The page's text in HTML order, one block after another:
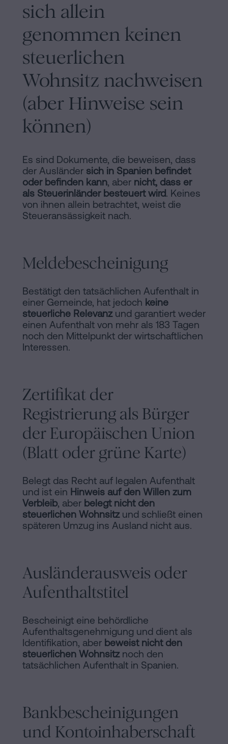
sich allein
genommen keinen
steuerlichen
Wohnsitz nachweisen
(aber Hinweise sein
können)
Es sind Dokumente, die beweisen, dass
der Ausländer sich in Spanien befindet
oder befinden kann, aber nicht, dass er
als Steuerinländer besteuert wird. Keines
von ihnen allein betrachtet, weist die
Steueransässigkeit nach.
Meldebescheinigung
Bestätigt den tatsächlichen Aufenthalt in
einer Gemeinde, hat jedoch keine
steuerliche Relevanzund garantiert weder
einen Aufenthalt von mehr als 183 Tagen
noch den Mittelpunkt der wirtschaftlichen
Interessen.
Zertifikat der
Registrierung als Bürger
der Europäischen Union
(Blatt oder grüne Karte)
Belegt das Recht auf legalen Aufenthalt
und ist ein Hinweis auf den Willen zum
Verbleib, aber belegt nicht den
steuerlichen Wohnsitzund schließt einen
späteren Umzug ins Ausland nicht aus.
Ausländerausweis oder
Aufenthaltstitel
Bescheinigt eine behördliche
Aufenthaltsgenehmigung und dient als
Identifikation, aber beweist nicht den
steuerlichen Wohnsitznoch den
tatsächlichen Aufenthalt in Spanien.
Bankbescheinigungen
und Kontoinhaberschaft